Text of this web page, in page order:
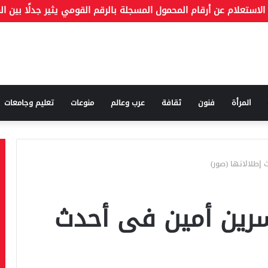
المرأة فنون ثقافة عرب وعالم منوعات تعليم وجامعات
(صور)
أمين فى أحدث